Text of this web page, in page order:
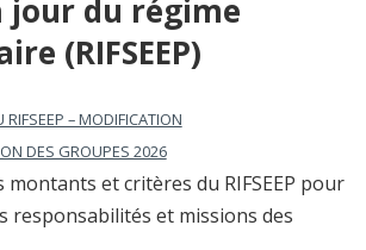
jour du régime
(RIFSEEP)
– MODIFICATION
DES GROUPES 2026
montants et critères du RIFSEEP pour
responsabilités et missions des